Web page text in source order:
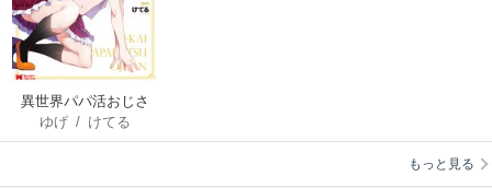
異世界パパ活おじさ
ん（コミック）
ゆげ / けてる
もっと見る